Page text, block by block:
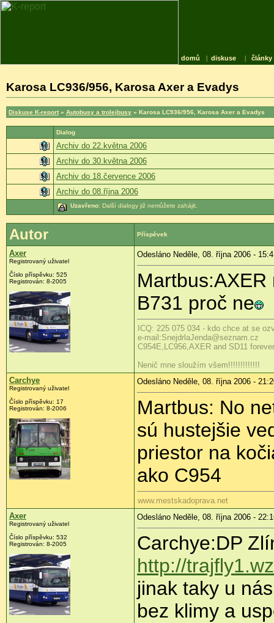
domů | diskuse | články
Karosa LC936/956, Karosa Axer a Evadys
Diskuse K-report » Autobusy a trolejbusy » Karosa LC936/956, Karosa Axer a Evadys
Dialog
Archiv do 22.května 2006
Archiv do 30.května 2006
Archiv do 18.července 2006
Archiv do 08.října 2006
Uzavřeno: Další dialogy již nemůžete zahájit.
Autor Příspěvek
Axer
Registrovaný uživatel
Číslo příspěvku: 525
Registrován: 8-2005
Odesláno Neděle, 08. října 2006 -
B731 proč ne
ICQ: 225 075 034 - kdo chce at se
e-mail:SnejdrlaJenda@seznam.cz
C954E,LC956,AXER and SD11
Nenič mne sloužím všem!!!!!!!!!!!!!
Carchye
Registrovaný uživatel
Číslo příspěvku: 17
Registrován: 8-2006
Odesláno Neděle, 08. října 2006 -
Martbus: No
sú hustejšie
priestor na
ako C954
www.mestskadoprava.net
Axer
Registrovaný uživatel
Číslo příspěvku: 532
Registrován: 8-2005
Odesláno Neděle, 08. října 2006 -
Carchye:DP
http://
jinak taky u
bez klimy a